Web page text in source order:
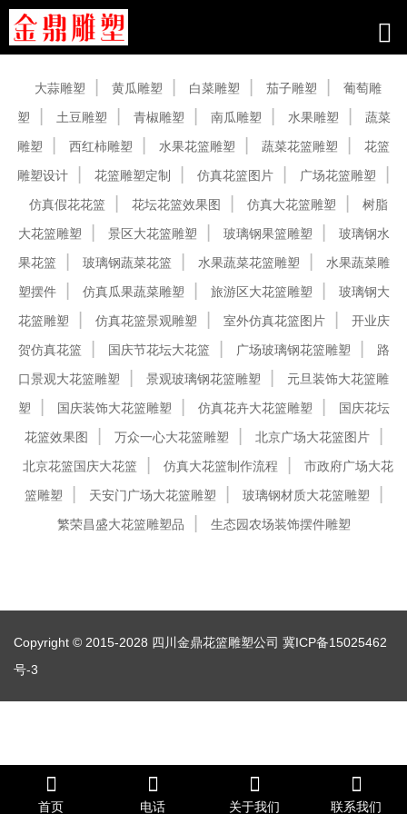
大蒜雕塑 黄瓜雕塑 白菜雕塑 茄子雕塑
葡萄雕
塑
土豆雕塑 青椒雕塑 南瓜雕塑 水果雕塑
蔬菜
雕塑
西红柿雕塑 水果花篮雕塑 蔬菜花篮雕塑
花篮
雕塑设计
花篮雕塑定制 仿真花篮图片
广场花篮雕塑
仿真假花花篮
花坛花篮效果图 仿真大花篮雕塑
树脂
大花篮雕塑
景区大花篮雕塑 玻璃钢果篮雕塑
玻璃钢水
果花篮
玻璃钢蔬菜花篮 水果蔬菜花篮雕塑
水果蔬菜雕
塑摆件
仿真瓜果蔬菜雕塑 旅游区大花篮雕塑
玻璃钢大
花篮雕塑
仿真花篮景观雕塑 室外仿真花篮图片
开业庆
贺仿真花篮
国庆节花坛大花篮 广场玻璃钢花篮雕塑
路
口景观大花篮雕塑
景观玻璃钢花篮雕塑
元旦装饰大花篮雕
塑
国庆装饰大花篮雕塑 仿真花卉大花篮雕塑
国庆花坛
花篮效果图
万众一心大花篮雕塑
北京广场大花篮图片
北京花篮国庆大花篮
仿真大花篮制作流程
市政府广场大花
篮雕塑
天安门广场大花篮雕塑
玻璃钢材质大花篮雕塑
繁荣昌盛大花篮雕塑品
生态园农场装饰摆件雕塑
Copyright © 2015-2028 四川金鼎花篮雕塑公司 冀ICP备15025462
号-3
首页 电话 关于我们 联系我们